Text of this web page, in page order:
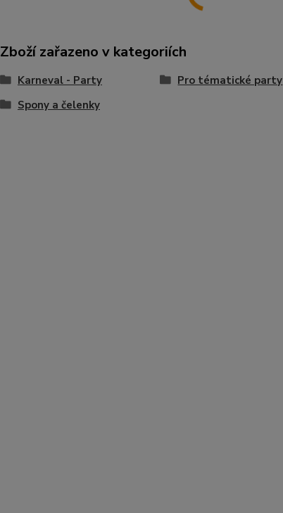
Zboží zařazeno v kategoriích
Karneval - Party Pro tématické party
Spony a čelenky